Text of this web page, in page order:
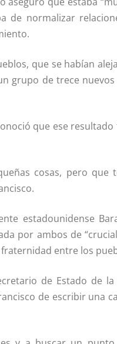
de normalizar
que se habí­an
grupo de trece
que ese
cosas, pero que
estadounidense
por ambos de
entre los
de Estado de
de escribir una